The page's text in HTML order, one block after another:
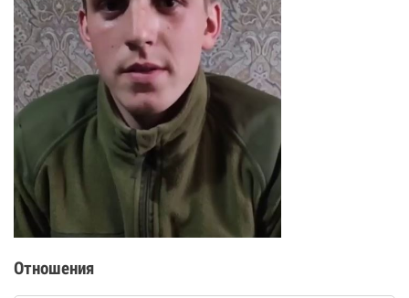
Отношения